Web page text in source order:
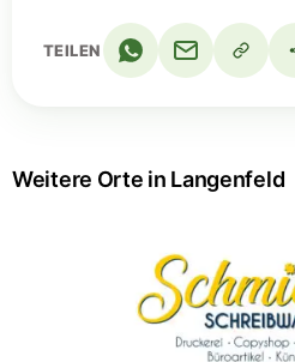
TEILEN
Weitere Orte in Langenfeld